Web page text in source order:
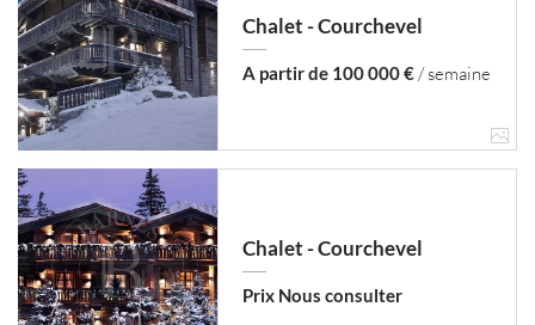
Chalet - Courchevel
A partir de 100 000 €/ semaine
Chalet - Courchevel
Prix Nous consulter